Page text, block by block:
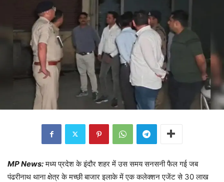
MP News: मध्य प्रदेश के इंदौर शहर में उस समय सनसनी फैल गई जब
पंढरीनाथ थाना क्षेत्र के मच्छी बाजार इलाके में एक कलेक्शन एजेंट से 30 लाख